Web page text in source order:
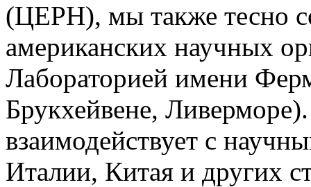
(ЦЕРН), мы также тесно
американских научных
Лабораторией имени
Брукхейвене,
взаимодействует с
Италии, Китая и других